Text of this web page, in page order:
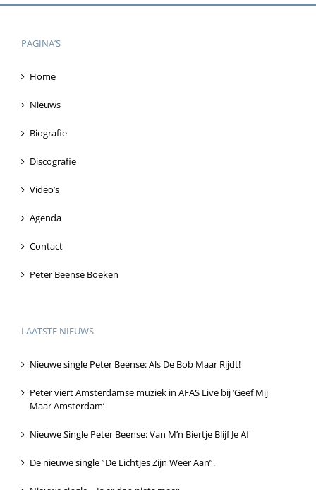
PAGINA’S
Home
Nieuws
Biografie
Discografie
Video’s
Agenda
Contact
Peter Beense Boeken
LAATSTE NIEUWS
Nieuwe single Peter Beense: Als De Bob Maar Rijdt!
Peter viert Amsterdamse muziek in AFAS Live bij ‘Geef Mij
Maar Amsterdam’
Nieuwe Single Peter Beense: Van M’n Biertje Blijf Je Af
De nieuwe single ”De Lichtjes Zijn Weer Aan”.